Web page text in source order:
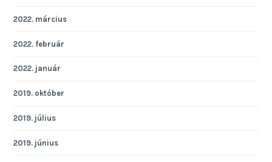
2022. március
2022. február
2022. január
2019. október
2019. július
2019. június